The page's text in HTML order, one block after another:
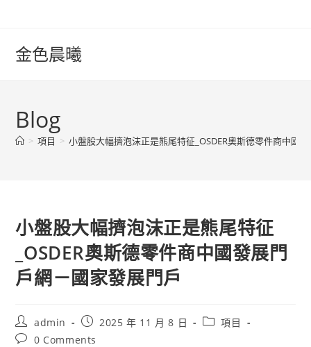
content金色晨曦
Blog
> 項目 > 小盤股大幅擠泡沫正是熊尾特征_OSDER奧斯德零件商中國
小盤股大幅擠泡沫正是熊尾特征
_OSDER奧斯德零件商中國發展門
戶網－國家發展門戶
Post
author:
admin
Post
published:
2025 年 11 月 8 日
Post項目
Post0 Comments